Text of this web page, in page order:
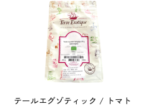
テールエグゾティック / トマト